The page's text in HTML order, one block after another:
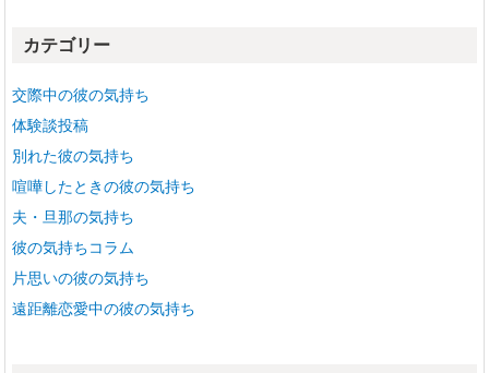
ブカテゴリー
交際中の彼の気持ち
体験談投稿
別れた彼の気持ち
喧嘩したときの彼の気持ち
夫・旦那の気持ち
彼の気持ちコラム
片思いの彼の気持ち
遠距離恋愛中の彼の気持ち